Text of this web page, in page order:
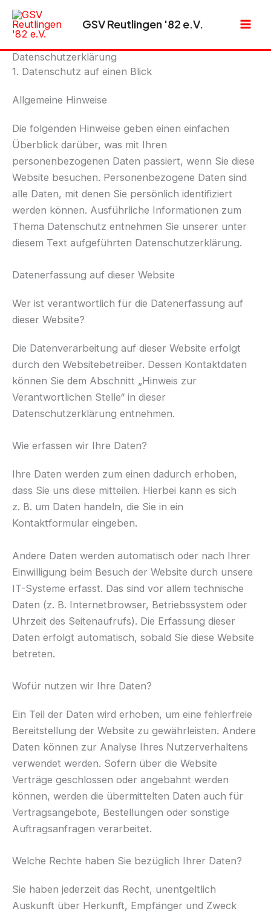
Zum
Inhalt
springen
GSV Reutlingen '82 e.V.
Datenschutz­erklärung
1. Datenschutz auf einen Blick
Allgemeine Hinweise
Die folgenden Hinweise geben einen einfachen
Überblick darüber, was mit Ihren
personenbezogenen Daten passiert, wenn Sie diese
Website besuchen. Personenbezogene Daten sind
alle Daten, mit denen Sie persönlich identifiziert
werden können. Ausführliche Informationen zum
Thema Datenschutz entnehmen Sie unserer unter
diesem Text aufgeführten Datenschutzerklärung.
Datenerfassung auf dieser Website
Wer ist verantwortlich für die Datenerfassung auf
dieser Website?
Die Datenverarbeitung auf dieser Website erfolgt
durch den Websitebetreiber. Dessen Kontaktdaten
können Sie dem Abschnitt „Hinweis zur
Verantwortlichen Stelle“ in dieser
Datenschutzerklärung entnehmen.
Wie erfassen wir Ihre Daten?
Ihre Daten werden zum einen dadurch erhoben,
dass Sie uns diese mitteilen. Hierbei kann es sich
z. B. um Daten handeln, die Sie in ein
Kontaktformular eingeben.
Andere Daten werden automatisch oder nach Ihrer
Einwilligung beim Besuch der Website durch unsere
IT-Systeme erfasst. Das sind vor allem technische
Daten (z. B. Internetbrowser, Betriebssystem oder
Uhrzeit des Seitenaufrufs). Die Erfassung dieser
Daten erfolgt automatisch, sobald Sie diese Website
betreten.
Wofür nutzen wir Ihre Daten?
Ein Teil der Daten wird erhoben, um eine fehlerfreie
Bereitstellung der Website zu gewährleisten. Andere
Daten können zur Analyse Ihres Nutzerverhaltens
verwendet werden. Sofern über die Website
Verträge geschlossen oder angebahnt werden
können, werden die übermittelten Daten auch für
Vertragsangebote, Bestellungen oder sonstige
Auftragsanfragen verarbeitet.
Welche Rechte haben Sie bezüglich Ihrer Daten?
Sie haben jederzeit das Recht, unentgeltlich
Auskunft über Herkunft, Empfänger und Zweck